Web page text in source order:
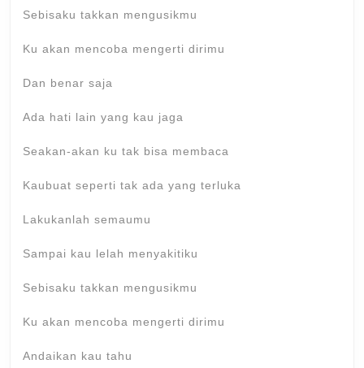
Sebisaku takkan mengusikmu
Ku akan mencoba mengerti dirimu
Dan benar saja
Ada hati lain yang kau jaga
Seakan-akan ku tak bisa membaca
Kaubuat seperti tak ada yang terluka
Lakukanlah semaumu
Sampai kau lelah menyakitiku
Sebisaku takkan mengusikmu
Ku akan mencoba mengerti dirimu
Andaikan kau tahu